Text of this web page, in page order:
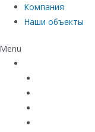
Компания
Наши объекты
Menu